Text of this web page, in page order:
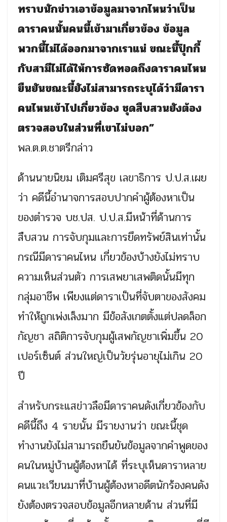
ทราบนักข่าวเอาข้อมูลมาจากไหนว่าเป็น
ดาราคนนั้นคนนี้เข้ามาเกี่ยวข้อง ข้อมูล
พวกนี้ไม่ได้ออกมาจากเราแน่ ขณะนี้ปุ๊กกี้
กับสามีไม่ได้ให้การซัดทอดถึงดาราคนไหน
ยืนยันขณะนี้ยังไม่สามารถระบุได้ว่ามีดารา
คนไหนเข้าไปเกี่ยวข้อง ชุดสืบสวนยังต้อง
ตรวจสอบในส่วนที่เขาไม่บอก”
พล.ต.ต.ชาตรีกล่าว
ด้านนายนิยม เติมศรีสุข เลขาธิการ ป.ป.ส.เผย
ว่า คดีนี้อำนาจการสอบปากคำผู้ต้องหาเป็น
ของตำรวจ บช.ปส. ป.ป.ส.มีหน้าที่ด้านการ
สืบสวน การจับกุมและการยึดทรัพย์สินเท่านั้น
กรณีมีดาราคนไหน เกี่ยวข้องบ้างยังไม่ทราบ
ความเห็นส่วนตัว การเสพยาเสพติดนั้นมีทุก
กลุ่มอาชีพ เพียงแต่ดาราเป็นที่จับตาของสังคม
ทำให้ถูกเพ่งเล็งมาก มีข้อสังเกตตั้งแต่ปลดล็อก
กัญชา สถิติการจับกุมผู้เสพกัญชาเพิ่มขึ้น 20
เปอร์เซ็นต์ ส่วนใหญ่เป็นวัยรุ่นอายุไม่เกิน 20
ปี
สำหรับกระแสข่าวลือมีดาราคนดังเกี่ยวข้องกับ
คดีนี้ถึง 4 รายนั้น มีรายงานว่า ขณะนี้ชุด
ทำงานยังไม่สามารถยืนยันข้อมูลจากคำพูดของ
คนในหมู่บ้านผู้ต้องหาได้ ที่ระบุเห็นดาราหลาย
คนแวะเวียนมาที่บ้านผู้ต้องหาอดีตนักร้องคนดัง
ยังต้องตรวจสอบข้อมูลอีกหลายด้าน ส่วนที่มี